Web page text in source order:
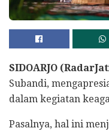
SIDOARJO
Subandi,
dalam kegiatan
Pasalnya, hal ini